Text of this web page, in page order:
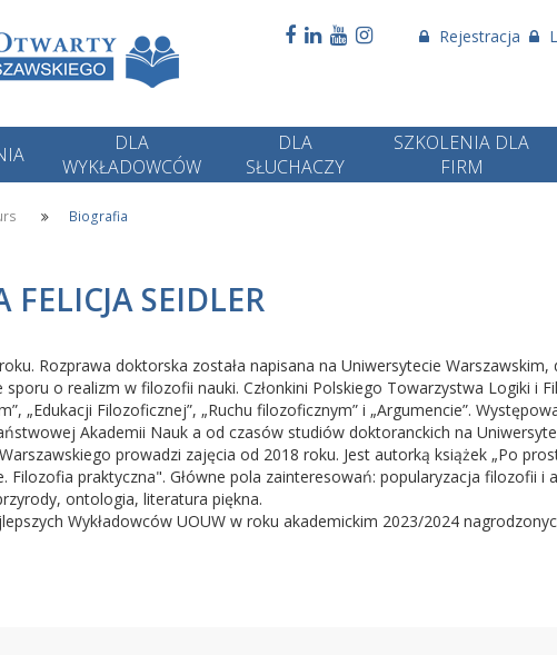
Rejestracja
DLA
WYKŁADOWCÓW
DLA
SŁUCHACZY
SZKOLENIA DLA
FIRM
Biografia
SEIDLER
Rozprawa doktorska została napisana na Uniwersytecie
o realizm w filozofii nauki. Członkini Polskiego Towarzystwa Logiki i
„Edukacji Filozoficznej”, „Ruchu filozoficznym” i „Argumencie”.
Akademii Nauk a od czasów studiów doktoranckich na
prowadzi zajęcia od 2018 roku. Jest autorką książek „Po
Filozofia praktyczna". Główne pola zainteresowań: popularyzacja filozofii
ontologia, literatura piękna.
Wykładowców UOUW w roku akademickim 2023/2024